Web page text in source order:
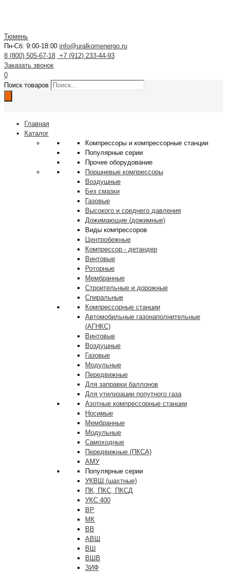
Тюмень
Пн-Сб: 9:00-18:00 info@uralkomenergo.ru
8 (800) 505-67-18 +7 (912) 233-44-93
Заказать звонок
0
Поиск товаров
Главная
Каталог
Компрессоры и компрессорные станции
Популярные серии
Прочее оборудование
Поршневые компрессоры
Воздушные
Без смазки
Газовые
Высокого и среднего давления
Дожимающие (дожимные)
Виды компрессоров
Центробежные
Компрессор - детандер
Винтовые
Роторные
Мембранные
Строительные и дорожные
Спиральные
Компрессорные станции
Автомобильные газонаполнительные
(АГНКС)
Винтовые
Воздушные
Газовые
Модульные
Передвижные
Для заправки баллонов
Для утилизации попутного газа
Азотные компрессорные станции
Носимые
Мембранные
Модульные
Самоходные
Передвижные (ПКСА)
АМУ
Популярные серии
УКВШ (шахтные)
ПК, ПКС, ПКСД
УКС 400
ВР
МК
ВВ
АВШ
ВШ
ВШВ
ЗИФ